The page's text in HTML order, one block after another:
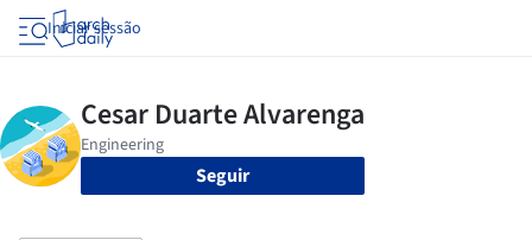
Iniciar sessão
Seguir